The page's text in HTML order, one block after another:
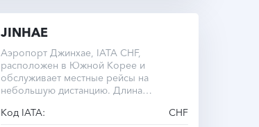
JINHAE
Аэропорт Джинхае, IATA CHF,
расположен в Южной Корее и
обслуживает местные рейсы на
небольшую дистанцию. Длина
метра.
Код IATA:
CHF